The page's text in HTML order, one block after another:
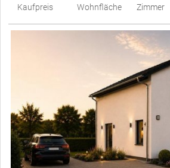
Kaufpreis
Wohnfläche
Zimmer